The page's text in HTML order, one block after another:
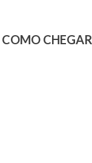
COMO CHEGAR